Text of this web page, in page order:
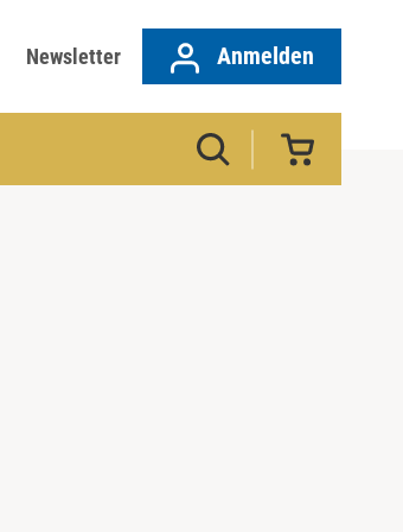
Newsletter Anmelden